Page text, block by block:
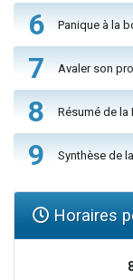
6 Panique à la
7 Avaler son
8 Résumé de la
9 Synthèse de
Horaires